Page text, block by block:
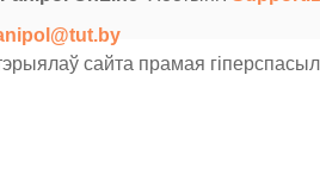
сайта прамая